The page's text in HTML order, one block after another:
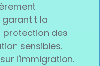
garantit la
protection des
sensibles.
l'immigration.